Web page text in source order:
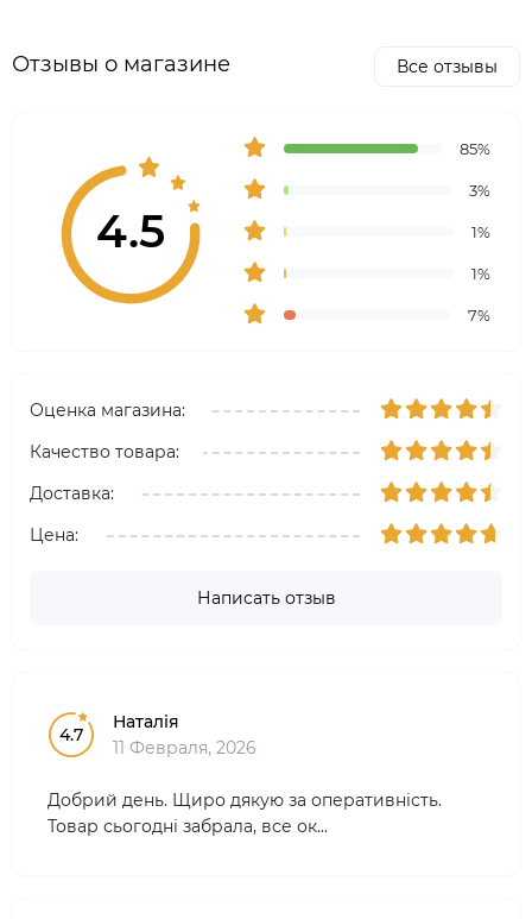
Отзывы о магазине Все отзывы
4.5
85%
3%
1%
1%
7%
Оценка магазина:
Качество товара:
Доставка:
Цена:
Написать отзыв
4.7
Наталія
11 Февраля, 2026
Добрий день. Щиро дякую за оперативність.
Товар сьогодні забрала, все ок...